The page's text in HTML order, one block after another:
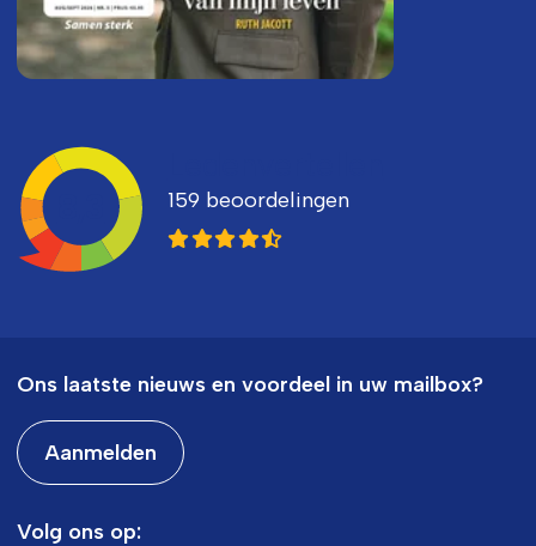
159 beoordelingen
Ons laatste nieuws en voordeel in uw mailbox?
Aanmelden
Volg ons op: